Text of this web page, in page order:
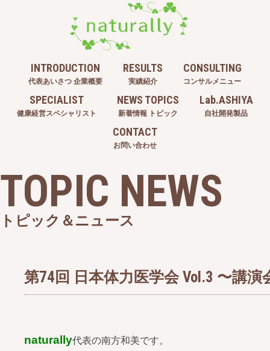
INTRODUCTION
代表あいさつ 企業概要
RESULTS
実績紹介
CONSULTING
コンサルメニュー
SPECIALIST
健康経営スペシャリスト
NEWS TOPICS
新着情報 トピック
Lab.ASHIYA
自社開発製品
CONTACT
お問い合わせ
TOPIC NEWS
トピック＆ニュース
第74回 日本体力医学会 Vol.3 〜講
naturally代表の南方和美です。